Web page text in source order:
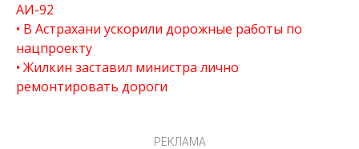
АИ-92
В Астрахани ускорили дорожные работы по
нацпроекту
Жилкин заставил министра лично
ремонтировать дороги
РЕКЛАМА